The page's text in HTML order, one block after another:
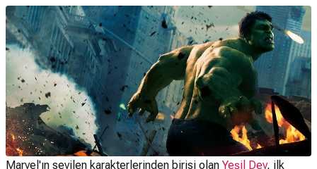
Marvel'ın sevilen karakterlerinden birisi olan Yeşil Dev, ilk